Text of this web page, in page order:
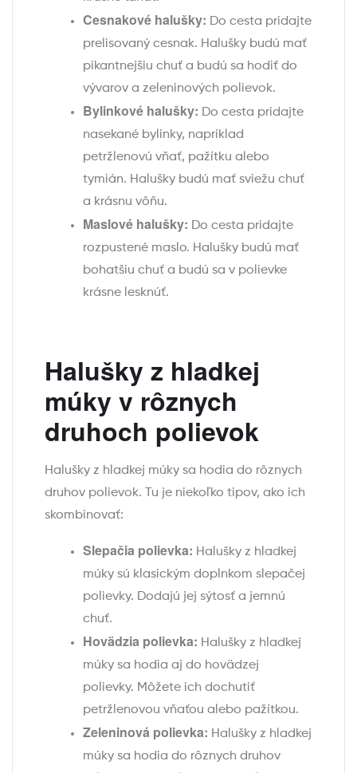
Cesnakové halušky: Do cesta pridajte
prelisovaný cesnak. Halušky budú mať
pikantnejšiu chuť a budú sa hodiť do
vývarov a zeleninových polievok.
Bylinkové halušky: Do cesta pridajte
nasekané bylinky, napríklad
petržlenovú vňať, pažítku alebo
tymián. Halušky budú mať sviežu chuť
a krásnu vôňu.
Maslové halušky: Do cesta pridajte
rozpustené maslo. Halušky budú mať
bohatšiu chuť a budú sa v polievke
krásne lesknúť.
Halušky z hladkej
múky v rôznych
druhoch polievok
Halušky z hladkej múky sa hodia do rôznych
druhov polievok. Tu je niekoľko tipov, ako ich
skombinovať:
Slepačia polievka: Halušky z hladkej
múky sú klasickým doplnkom slepačej
polievky. Dodajú jej sýtosť a jemnú
chuť.
Hovädzia polievka: Halušky z hladkej
múky sa hodia aj do hovädzej
polievky. Môžete ich dochutiť
petržlenovou vňaťou alebo pažítkou.
Zeleninová polievka: Halušky z hladkej
múky sa hodia do rôznych druhov